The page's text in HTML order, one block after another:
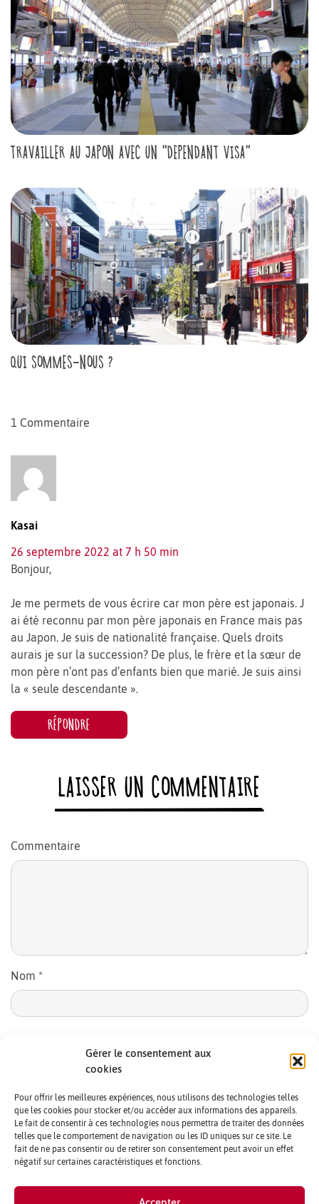
Gérer le consentement aux
cookies
Pour offrir les meilleures expériences, nous utilisons des technologies telles
que les cookies pour stocker et/ou accéder aux informations des appareils.
Le fait de consentir à ces technologies nous permettra de traiter des données
telles que le comportement de navigation ou les ID uniques sur ce site. Le
fait de ne pas consentir ou de retirer son consentement peut avoir un effet
négatif sur certaines caractéristiques et fonctions.
TRAVAILLER AU JAPON AVEC UN "DEPENDANT VISA"
QUI SOMMES-NOUS ?
1 Commentaire
Kasai
26 septembre 2022 at 7 h 50 min
Bonjour,
Je me permets de vous écrire car mon père est japonais. J
ai été reconnu par mon père japonais en France mais pas
au Japon. Je suis de nationalité française. Quels droits
aurais je sur la succession? De plus, le frère et la sœur de
mon père n’ont pas d’enfants bien que marié. Je suis ainsi
la « seule descendante ».
RÉPONDRE
LAISSER UN COMMENTAIRE
Commentaire
Nom *